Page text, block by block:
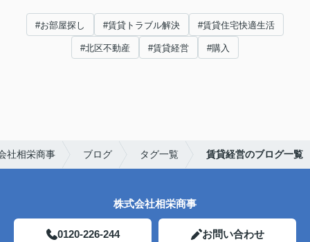
#お部屋探し #賃貸トラブル解決 #賃貸住宅快適生活
#北区不動産 #賃貸経営 #購入
社相栄商事 ブログ タグ一覧 賃貸経営のブログ一覧
株式会社相栄商事
0120-226-244 お問い合わせ